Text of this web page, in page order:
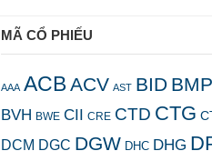
MÃ CỔ PHIẾU
AAA ACB ACV AST BID BMP
BVH BWE CII CRE CTD CTG
DCM DGC DGW DHC DHG